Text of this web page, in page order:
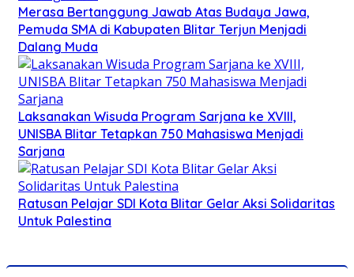
Merasa Bertanggung Jawab Atas Budaya Jawa,
Pemuda SMA di Kabupaten Blitar Terjun Menjadi
Dalang Muda
Laksanakan Wisuda Program Sarjana ke XVIII,
UNISBA Blitar Tetapkan 750 Mahasiswa Menjadi
Sarjana
Ratusan Pelajar SDI Kota Blitar Gelar Aksi Solidaritas
Untuk Palestina